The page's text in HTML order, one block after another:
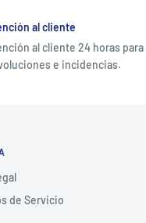
al cliente
al cliente 24 horas para
e incidencias.
de Servicio